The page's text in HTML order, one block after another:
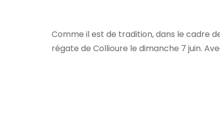
Comme il est de tradition, dans le cadre
régate de Collioure le dimanche 7 juin.